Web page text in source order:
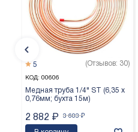
КОД: 00606
Медная труба 1/4" ST (6,35 х
0,76мм; бухта 15м)
(Отзывов: 30)
5
3 603 ₽
2 882 ₽